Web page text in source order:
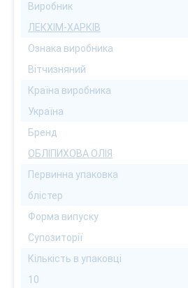
Виробник
ЛЕКХІМ-ХАРКІВ
Ознака виробника
Вітчизняний
Країна виробника
Україна
Бренд
ОБЛІПИХОВА ОЛІЯ
Первинна упаковка
блістер
Форма випуску
Супозиторії
Кількість в упаковці
10